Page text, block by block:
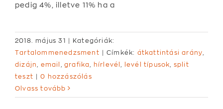
pedig 4%, illetve 11% ha a
2018. május 31 |
Kategóriák:
Tartalommenedzsment | Címkék: átkattintási arány
dizájn
email ,grafika hírlevél levél típusok
split
teszt | 0 hozzászólás
Olvass tovább